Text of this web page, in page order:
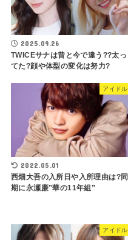
2025.09.26
TWICEサナは昔と今で違う??太っ
てた?顔や体型の変化は努力?
アイドル
2022.05.01
西畑大吾の入所日や入所理由は?同
期に永瀬廉”華の11年組”
アイドル